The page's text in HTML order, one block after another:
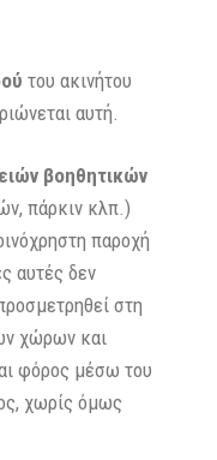
του ακινήτου
αυτή.
βοηθητικών
πάρκιν κλπ.)
παροχή
αυτές δεν
στη
χώρων και
φόρος μέσω του
χωρίς όμως